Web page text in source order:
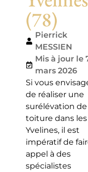
(78)
Pierrick
MESSIEN
Mis à jour le
mars 2026
Si vous
de réaliser une
surélévation de
toiture dans les
Yvelines, il est
impératif de
appel à des
spécialistes